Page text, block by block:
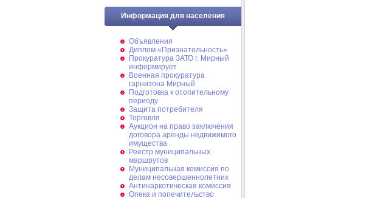
Информация для населения
Объявления
Диплом «Признательность»
Прокуратура ЗАТО г. Мирный
информирует
Военная прокуратура
гарнизона Мирный
Подготовка к отопительному
периоду
Защита потребителя
Торговля
Аукцион на право заключения
договора аренды недвижимого
имущества
Реестр муниципальных
маршрутов
Муниципальная комиссия по
делам несовершеннолетних
Антинаркотическая комиссия
Опека и попечительство